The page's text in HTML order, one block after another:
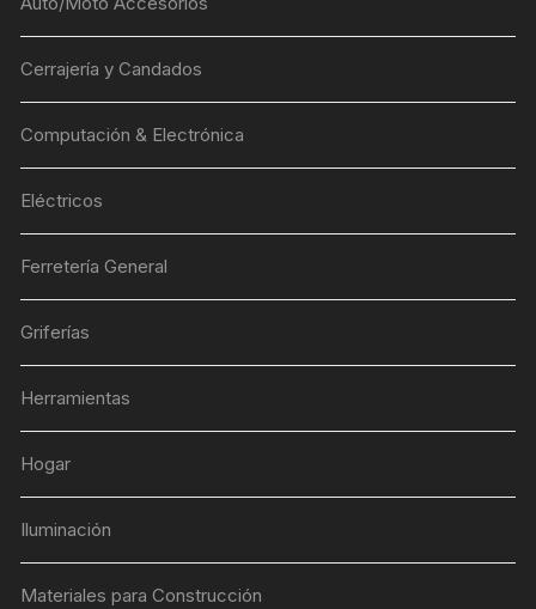
Cerrajería y Candados
Computación & Electrónica
Eléctricos
Ferretería General
Griferías
Herramientas
Hogar
Iluminación
Materiales para Construcción